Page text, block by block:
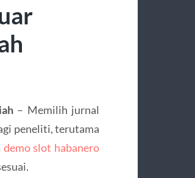
– Memilih jurnal
peneliti, terutama
demo slot habanero